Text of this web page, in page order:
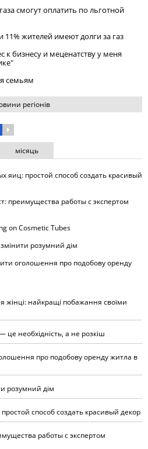
cмогут оплатить по льготной
11% жителей имеют долги за газ
к бизнесу и меценатству у меня
семьям
регіонів
місяць
яиц: простой способ создать красивый
преимущества работы с экспертом
on Cosmetic Tubes
розумний дім
оголошення про подобову оренду
найкращі побажання своїми
необхідність, а не розкіш
про подобову оренду житла в
розумний дім
способ создать красивый декор
работы с экспертом